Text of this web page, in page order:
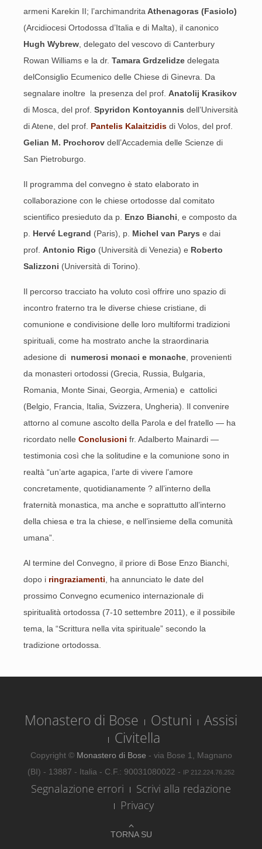
armeni Karekin II; l’archimandrita Athenagoras (Fasiolo)
(Arcidiocesi Ortodossa d’Italia e di Malta), il canonico
Hugh Wybrew , delegato del vescovo di Canterbury
Rowan Williams e la dr. Tamara Grdzelidze delegata
delConsiglio Ecumenico delle Chiese di Ginevra. Da
segnalare inoltre la presenza del prof. Anatolij Krasikov
di Mosca, del prof. Spyridon Kontoyannis dell’Università
di Atene, del prof. Pantelis Kalaitzidis di Volos, del prof.
Gelian M. Prochorov dell’Accademia delle Scienze di
San Pietroburgo.
Il programma del convegno è stato elaborato in
collaborazione con le chiese ortodosse dal comitato
scientifico presieduto da p. Enzo Bianchi , e composto da
p. Hervé Legrand (Paris), p. Michel van Parys e dai
prof. Antonio Rigo (Università di Venezia) e Roberto
Salizzoni (Università di Torino).
Il percorso tracciato ha voluto così offrire uno spazio di
incontro fraterno tra le diverse chiese cristiane, di
comunione e condivisione delle loro multiformi tradizioni
spirituali, come ha mostrato anche la straordinaria
adesione di numerosi monaci e monache , provenienti
da monasteri ortodossi (Grecia, Russia, Bulgaria,
Romania, Monte Sinai, Georgia, Armenia) e cattolici
(Belgio, Francia, Italia, Svizzera, Ungheria). Il convenire
attorno al comune ascolto della Parola e del fratello ― ha
ricordato nelle Conclusioni fr. Adalberto Mainardi ―
testimonia così che la solitudine e la comunione sono in
realtà “un’arte agapica, l’arte di vivere l’amore
concretamente, quotidianamente ? all’interno della
fraternità monastica, ma anche e soprattutto all’interno
della chiesa e tra la chiese, e nell’insieme della comunità
umana”.
Al termine del Convegno, il priore di Bose Enzo Bianchi,
dopo i ringraziamenti , ha annunciato le date del
prossimo Convegno ecumenico internazionale di
spiritualità ortodossa (7-10 settembre 2011), e il possibile
tema, la “Scrittura nella vita spirituale” secondo la
tradizione ortodossa.
TORNA SU
Monastero di Bose Ostuni
Assisi
Civitella
Copyright © Monastero di Bose - via Bose 1, Magnano
(BI) - 13887 - Italia - C.F.: 90031080022 - IP 212.224.76.252
Segnalazione errori
Scrivi alla redazione
Privacy